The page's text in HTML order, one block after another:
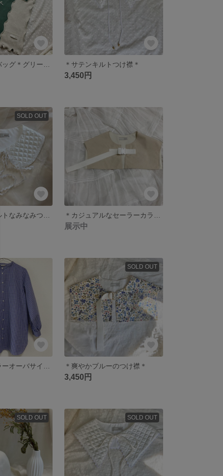
＊サテンキルトつけ襟＊
3,450円
SOLD OUT
展示中
SOLD OUT
＊爽やかブルーのつけ襟＊
3,450円
SOLD OUT SOLD OUT